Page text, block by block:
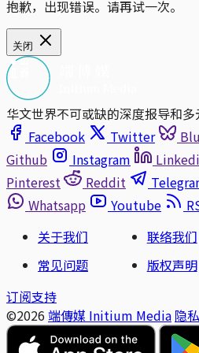
抱歉，出现错误。请再试一次。
关闭
华文世界不可或缺的深度报导和
Facebook
Twitter
Github
Instagram
Pinterest
Reddit
Whatsapp
Youtube
关于我们
联络我们
常见问题
版权声明
订阅支持
©2026 端傳媒 Initium Media 隐